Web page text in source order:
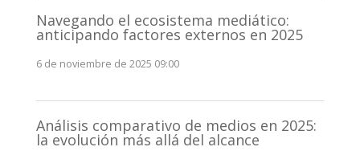
Navegando el ecosistema mediático:
anticipando factores externos en 2025
6 de noviembre de 2025 09:00
Análisis comparativo de medios en 2025:
la evolución más allá del alcance